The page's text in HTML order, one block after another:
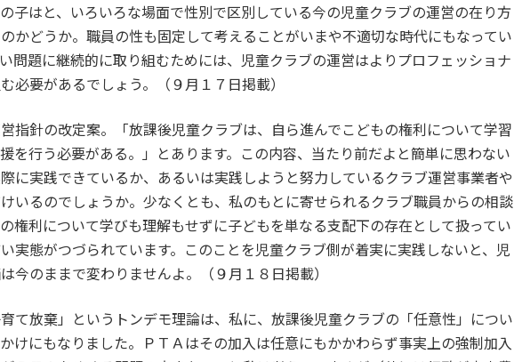
子はと、いろいろな場面で性別で区別している今の児童クラブの運営の在り方
かどうか。職員の性も固定して考えることがいまや不適切な時代にもなってい
問題に継続的に取り組むためには、児童クラブの運営はよりプロフェッショナ
必要があるでしょう。（９月１７日掲載）
指針の改定案。「放課後児童クラブは、自ら進んでこどもの権利について学習
を行う必要がある。」とあります。この内容、当たり前だよと簡単に思わない
に実践できているか、あるいは実践しようと努力しているクラブ運営事業者や
いるのでしょうか。少なくとも、私のもとに寄せられるクラブ職員からの相談
権利について学びも理解もせずに子どもを単なる支配下の存在として扱ってい
実態がつづられています。このことを児童クラブ側が着実に実践しないと、児
今のままで変わりませんよ。（９月１８日掲載）
て放棄」というトンデモ理論は、私に、放課後児童クラブの「任意性」につい
けにもなりました。ＰＴＡはその加入は任意にもかかわらず事実上の強制加入